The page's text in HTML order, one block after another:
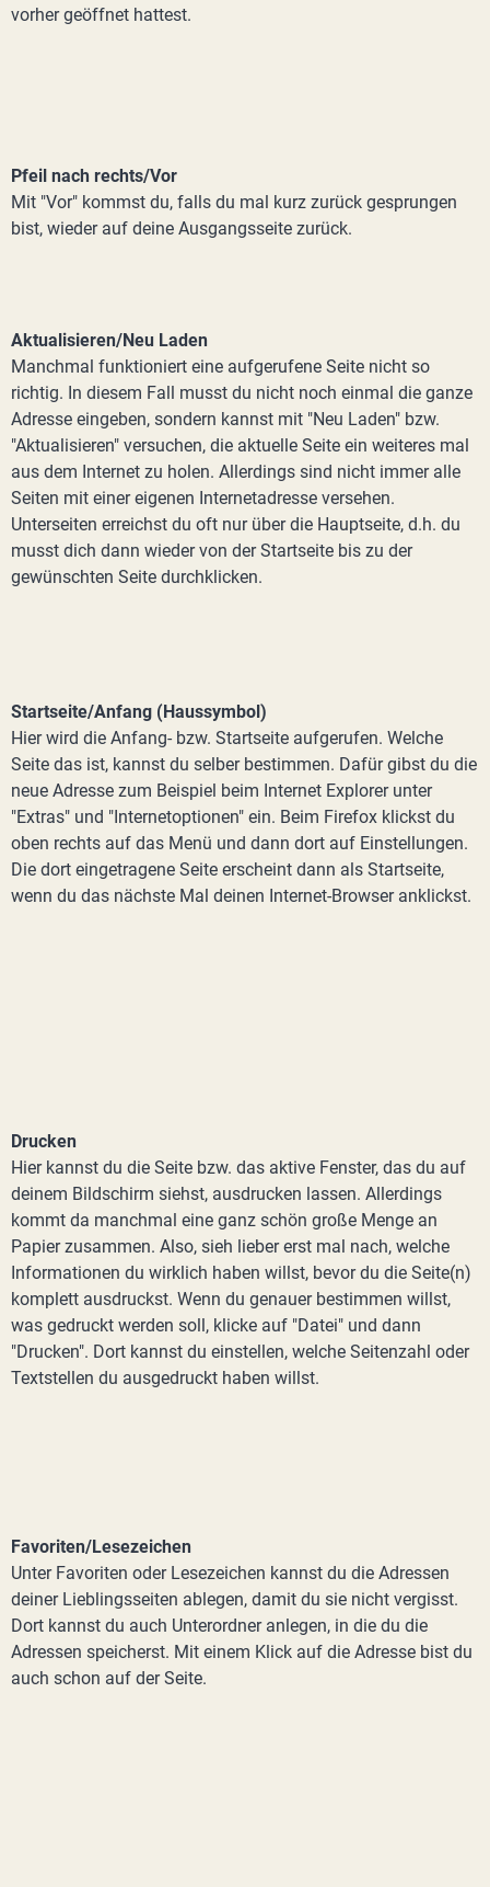
vorher geöffnet hattest.
Pfeil nach rechts/Vor
Mit "Vor" kommst du, falls du mal kurz zurück gesprungen
bist, wieder auf deine Ausgangsseite zurück.
Aktualisieren/Neu Laden
Manchmal funktioniert eine aufgerufene Seite nicht so
richtig. In diesem Fall musst du nicht noch einmal die ganze
Adresse eingeben, sondern kannst mit "Neu Laden" bzw.
"Aktualisieren" versuchen, die aktuelle Seite ein weiteres mal
aus dem Internet zu holen. Allerdings sind nicht immer alle
Seiten mit einer eigenen Internetadresse versehen.
Unterseiten erreichst du oft nur über die Hauptseite, d.h. du
musst dich dann wieder von der Startseite bis zu der
gewünschten Seite durchklicken.
Startseite/Anfang (Haussymbol)
Hier wird die Anfang- bzw. Startseite aufgerufen. Welche
Seite das ist, kannst du selber bestimmen. Dafür gibst du die
neue Adresse zum Beispiel beim Internet Explorer unter
"Extras" und "Internetoptionen" ein. Beim Firefox klickst du
oben rechts auf das Menü und dann dort auf Einstellungen.
Die dort eingetragene Seite erscheint dann als Startseite,
wenn du das nächste Mal deinen Internet-Browser anklickst.
Drucken
Hier kannst du die Seite bzw. das aktive Fenster, das du auf
deinem Bildschirm siehst, ausdrucken lassen. Allerdings
kommt da manchmal eine ganz schön große Menge an
Papier zusammen. Also, sieh lieber erst mal nach, welche
Informationen du wirklich haben willst, bevor du die Seite(n)
komplett ausdruckst. Wenn du genauer bestimmen willst,
was gedruckt werden soll, klicke auf "Datei" und dann
"Drucken". Dort kannst du einstellen, welche Seitenzahl oder
Textstellen du ausgedruckt haben willst.
Favoriten/Lesezeichen
Unter Favoriten oder Lesezeichen kannst du die Adressen
deiner Lieblingsseiten ablegen, damit du sie nicht vergisst.
Dort kannst du auch Unterordner anlegen, in die du die
Adressen speicherst. Mit einem Klick auf die Adresse bist du
auch schon auf der Seite.